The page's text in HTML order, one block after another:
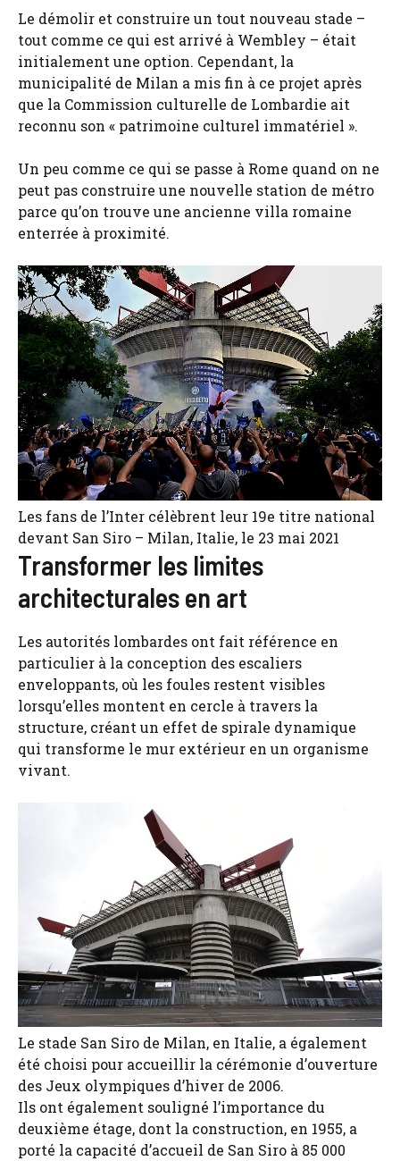
Le démolir et construire un tout nouveau stade –
tout comme ce qui est arrivé à Wembley – était
initialement une option. Cependant, la
municipalité de Milan a mis fin à ce projet après
que la Commission culturelle de Lombardie ait
reconnu son « patrimoine culturel immatériel ».
Un peu comme ce qui se passe à Rome quand on ne
peut pas construire une nouvelle station de métro
parce qu’on trouve une ancienne villa romaine
enterrée à proximité.
Les fans de l’Inter célèbrent leur 19e titre national
devant San Siro – Milan, Italie, le 23 mai 2021
Transformer les limites
architecturales en art
Les autorités lombardes ont fait référence en
particulier à la conception des escaliers
enveloppants, où les foules restent visibles
lorsqu’elles montent en cercle à travers la
structure, créant un effet de spirale dynamique
qui transforme le mur extérieur en un organisme
vivant.
Le stade San Siro de Milan, en Italie, a également
été choisi pour accueillir la cérémonie d’ouverture
des Jeux olympiques d’hiver de 2006.
Ils ont également souligné l’importance du
deuxième étage, dont la construction, en 1955, a
porté la capacité d’accueil de San Siro à 85 000